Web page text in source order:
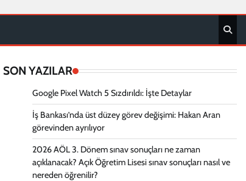
SON YAZILAR
Google Pixel Watch 5 Sızdırıldı: İşte Detaylar
İş Bankası’nda üst düzey görev değişimi: Hakan Aran
görevinden ayrılıyor
2026 AÖL 3. Dönem sınav sonuçları ne zaman
açıklanacak? Açık Öğretim Lisesi sınav sonuçları nasıl ve
nereden öğrenilir?